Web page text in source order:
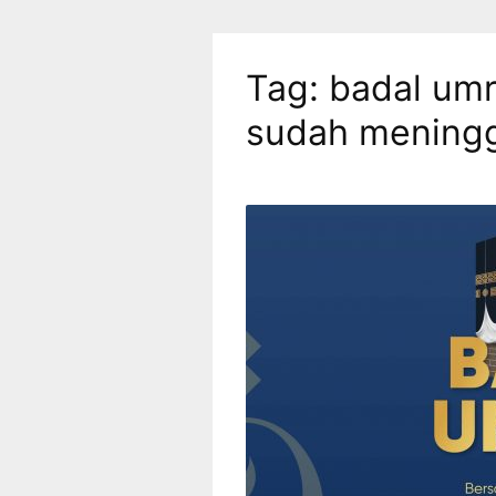
Tag: badal
sudah